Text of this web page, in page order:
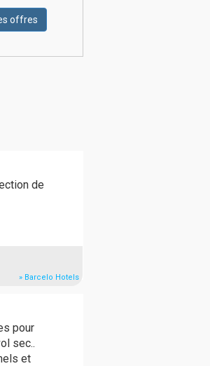
offres
de
» Barcelo Hotels
pour
sec..
et